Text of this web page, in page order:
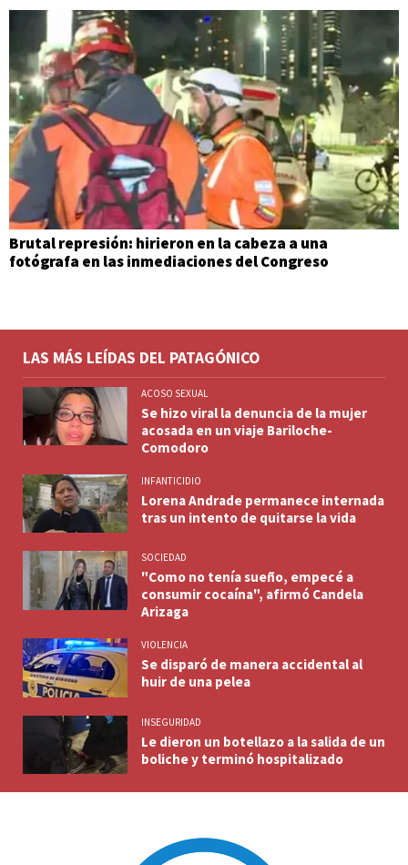
Brutal represión: hirieron en la cabeza a una
fotógrafa en las inmediaciones del Congreso
LAS MÁS LEÍDAS DEL PATAGÓNICO
ACOSO SEXUAL
Se hizo viral la denuncia de la mujer
acosada en un viaje Bariloche-
Comodoro
INFANTICIDIO
Lorena Andrade permanece internada
tras un intento de quitarse la vida
SOCIEDAD
"Como no tenía sueño, empecé a
consumir cocaína", afirmó Candela
Arizaga
VIOLENCIA
Se disparó de manera accidental al
huir de una pelea
INSEGURIDAD
Le dieron un botellazo a la salida de un
boliche y terminó hospitalizado